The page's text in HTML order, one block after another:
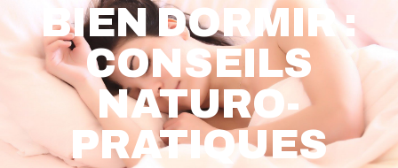
BIEN DORMIR :
CONSEILS
NATURO-
PRATIQUES